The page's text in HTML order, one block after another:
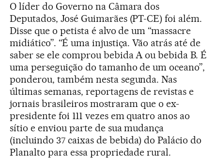
O líder do Governo na Câmara dos
Deputados, José Guimarães (PT-CE) foi além.
Disse que o petista é alvo de um “massacre
midiático”. “É uma injustiça. Vão atrás até de
saber se ele comprou bebida A ou bebida B. É
uma perseguição do tamanho de um oceano”,
ponderou, também nesta segunda. Nas
últimas semanas, reportagens de revistas e
jornais brasileiros mostraram que o ex-
presidente foi 111 vezes em quatro anos ao
sítio e enviou parte de sua mudança
(incluindo 37 caixas de bebida) do Palácio do
Planalto para essa propriedade rural.